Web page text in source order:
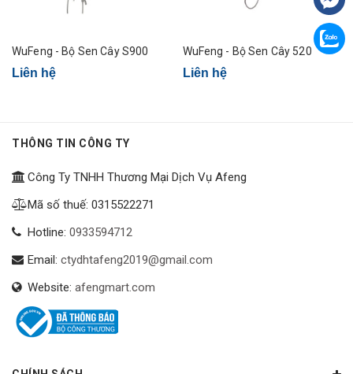
WuFeng - Bộ Sen Cây S900
Liên hệ
WuFeng - Bộ Sen Cây 520
Liên hệ
THÔNG TIN CÔNG TY
Công Ty TNHH Thương Mại Dịch Vụ Afeng
Mã số thuế: 0315522271
Hotline: 0933594712
Email: ctydhtafeng2019@gmail.com
Website: afengmart.com